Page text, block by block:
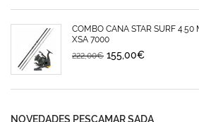
COMBO CAÑA STAR SURF 4.50
XSA 7000
222,00€ 155,00€
NOVEDADES PESCAMAR SADA